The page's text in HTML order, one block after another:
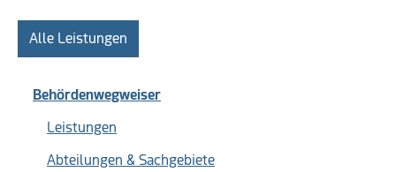
Alle Leistungen
Behördenwegweiser
Leistungen
Abteilungen & Sachgebiete